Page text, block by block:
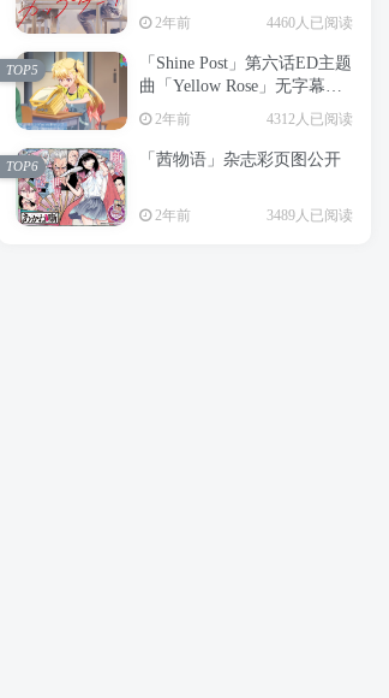
化
2年前 4460人已阅读
「Shine Post」第六话ED主题
曲「Yellow Rose」无字幕MV
公开
2年前 4312人已阅读
TOP5
「茜物语」杂志彩页图公开
2年前 3489人已阅读
TOP6
申鹤原神wiki 申鹤诞辰祭
2年前 6197人已阅读
TOP2
APP下载
2年前 5047人已阅读
TOP3
经典杯子蛋糕 佐岸 漫画「经
典杯子蛋糕」宣布真人日剧
TOP4